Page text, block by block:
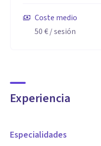
Coste medio
50 €/ sesión
Experiencia
Especialidades